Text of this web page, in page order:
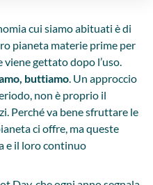
cui siamo abituati è di
pianeta materie prime per
gettato dopo l’uso.
buttiamo. Un approccio
non è proprio il
Perché va bene sfruttare le
ci offre, ma queste
e il loro continuo